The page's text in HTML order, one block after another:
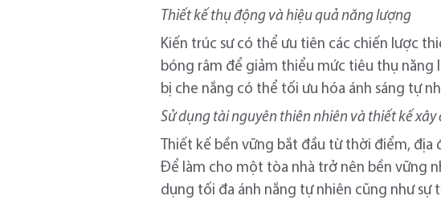
Thiết kế thụ động và hiệu quả năng lượng
Kiến trúc sư có thể ưu tiên các chiến lược
bóng râm để giảm thiểu mức tiêu thụ năng
bị che nắng có thể tối ưu hóa ánh sáng tự
Sử dụng tài nguyên thiên nhiên và thiết kế
Thiết kế bền vững bắt đầu từ thời điểm,
Để làm cho một tòa nhà trở nên bền vững
dụng tối đa ánh nắng tự nhiên cũng như sự